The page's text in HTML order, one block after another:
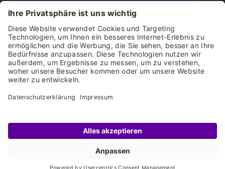
Impressum Disclaimer Datenschutz